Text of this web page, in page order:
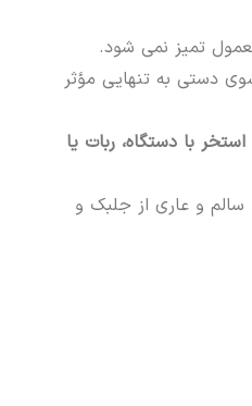
تمیز نمی شود.
دستی به تنهایی مؤثر
با دستگاه، ربات یا
و عاری از جلبک و